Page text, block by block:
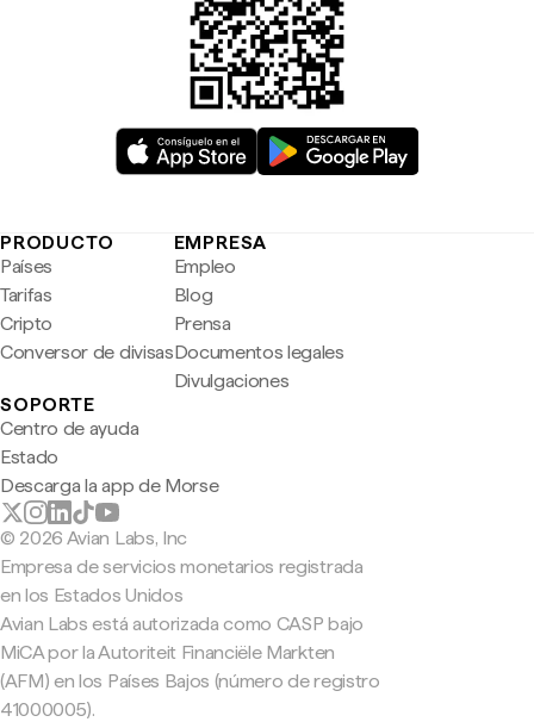
PRODUCTO
Países
Tarifas
Cripto
Conversor de divisas
EMPRESA
Empleo
Blog
Prensa
Documentos legales
Divulgaciones
SOPORTE
Centro de ayuda
Estado
Descarga la app de Morse
© 2026 Avian Labs, Inc
Empresa de servicios monetarios registrada
en los Estados Unidos
Avian Labs está autorizada como CASP bajo
MiCA por la Autoriteit Financiële Markten
(AFM) en los Países Bajos (número de registro
41000005).